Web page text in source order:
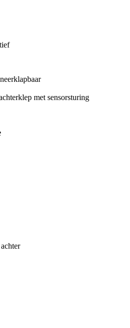
met sensorsturing